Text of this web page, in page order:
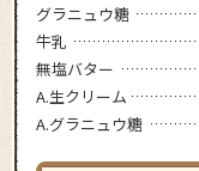
グラニュウ糖
牛乳
無塩バター
A.生クリーム
A.グラニュウ糖